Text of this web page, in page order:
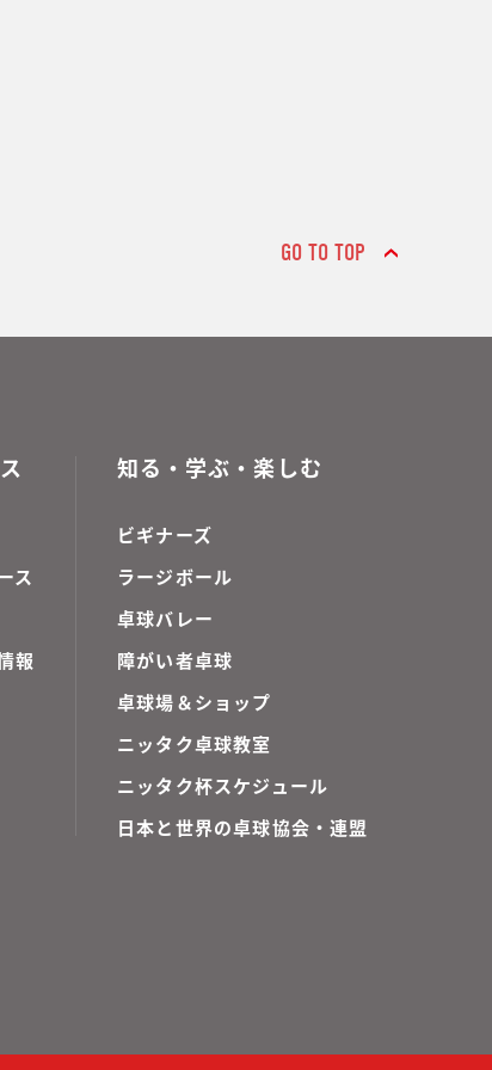
GO TO TOP
ス
報
知る・学ぶ・楽しむ
ビギナーズ
ラージボール
卓球バレー
障がい者卓球
卓球場＆ショップ
ニッタク卓球教室
ニッタク杯スケジュール
日本と世界の卓球協会・連盟